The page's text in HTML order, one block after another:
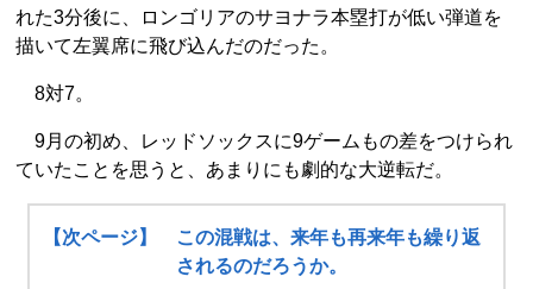
れた3分後に、ロンゴリアのサヨナラ本塁打が低い弾道を
描いて左翼席に飛び込んだのだった。
8対7。
9月の初め、レッドソックスに9ゲームもの差をつけられ
ていたことを思うと、あまりにも劇的な大逆転だ。
【次ページ】 この混戦は、来年も再来年も繰り返
されるのだろうか。